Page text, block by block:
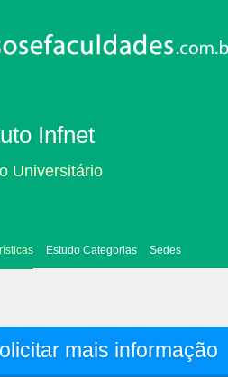
Infnet
Universitário
Estudo Categorias Sedes
mais informação